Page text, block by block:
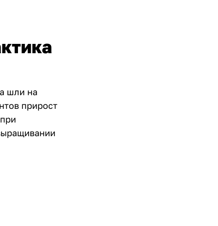
шли на
прирост